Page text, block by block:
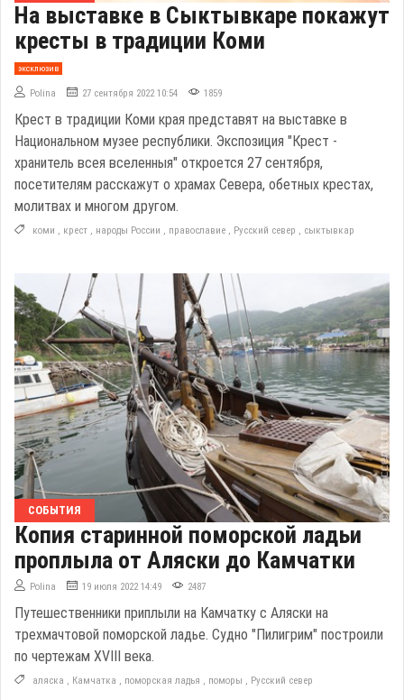
На выставке в Сыктывкаре покажут
кресты в традиции Коми
эксклюзив
Polina 27 сентября 2022 10:54 1859
Крест в традиции Коми края представят на выставке в
Национальном музее республики. Экспозиция "Крест -
хранитель всея вселенныя" откроется 27 сентября,
посетителям расскажут о храмах Севера, обетных крестах,
молитвах и многом другом.
коми крест народы России православие Русский север сыктывкар
СОБЫТИЯ
Копия старинной поморской ладьи
проплыла от Аляски до Камчатки
Polina 19 июля 2022 14:49 2487
Путешественники приплыли на Камчатку с Аляски на
трехмачтовой поморской ладье. Судно "Пилигрим" построили
по чертежам XVIII века.
аляска , Камчатка , поморская ладья , поморы , Русский север